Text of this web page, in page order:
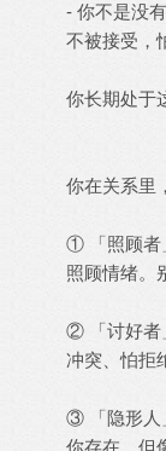
- 你不是没
不被接受，
你长期处于
你在关系里
① 「照顾者
照顾情绪。
② 「讨好者
冲突、怕拒
③ 「隐形人
你存在，但